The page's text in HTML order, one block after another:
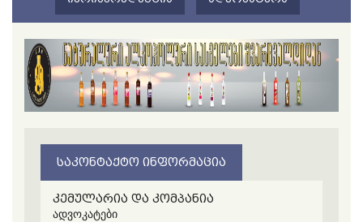
ᲡᲐᲙᲝᲜᲢᲐᲥᲢᲝ ᲘᲜᲤᲝᲠᲛᲐᲪᲘᲐ
კემულარია და კომპანია
ადვოკატები